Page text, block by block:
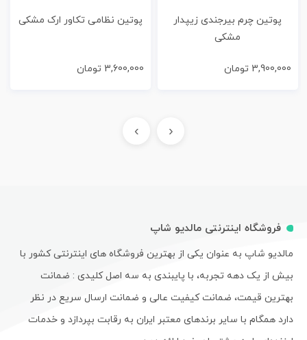
پوتین چرم بیرجندی زیپدار
مشکی
3,900,000 تومان
پوتین نظامی تکاور ارک مشکی
3,600,000 تومان
‹
›
فروشگاه اینترنتی مالدیو شاپ
مالدیو شاپ به عنوان یکی از بهترین فروشگاه های اینترنتی کشور با
بیش از یک دهه تجربه، با پایبندی به سه اصل کلیدی : ضمانت
بهترین قیمت، ضمانت کیفیت عالی و ضمانت ارسال سریع در نظر
دارد همگام با سایر برندهای معتبر ایران به رقابت بپردازد و خدمات